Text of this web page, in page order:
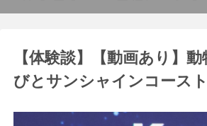
【体験談】【動画あり】
びとサンシャインコース